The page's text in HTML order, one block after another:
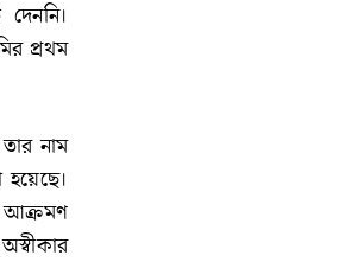
প্রথম
নাম
আক্রমণ